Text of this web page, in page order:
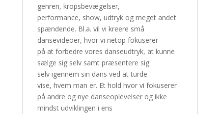
genren, kropsbevægelser,
performance, show, udtryk og meget andet
spændende. Bl.a. vil vi kreere små
dansevideoer, hvor vi netop fokuserer
på at forbedre vores danseudtryk, at kunne
sælge sig selv samt præsentere sig
selv igennem sin dans ved at turde
vise, hvem man er. Et hold hvor vi fokuserer
på andre og nye danseoplevelser og ikke
mindst udviklingen i ens